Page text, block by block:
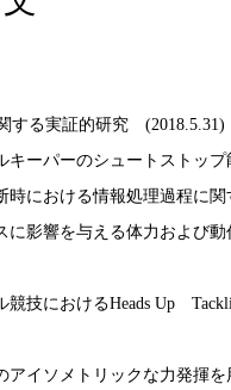
する実証的研究 (2018.5.31)
ーパーのシュートストップ
における情報処理過程に関
響を与える体力および動
技におけるHeads Up
イソメトリックな力発揮を